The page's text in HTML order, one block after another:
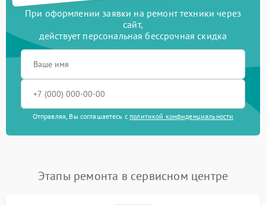
При оформлении заявки на ремонт техники через
сайт,
действует персональная бессрочная скидка
Отправляя, Вы соглашаетесь с политикой конфиденциальности
Этапы ремонта в сервисном центре